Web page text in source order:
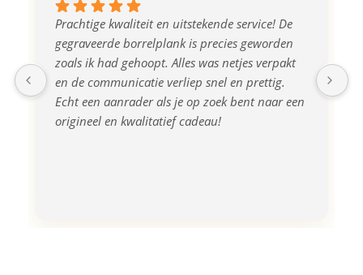
Prachtige kwaliteit en uitstekende service! De
gegraveerde borrelplank is precies geworden
zoals ik had gehoopt. Alles was netjes verpakt
en de communicatie verliep snel en prettig.
Echt een aanrader als je op zoek bent naar een
origineel en kwalitatief cadeau!